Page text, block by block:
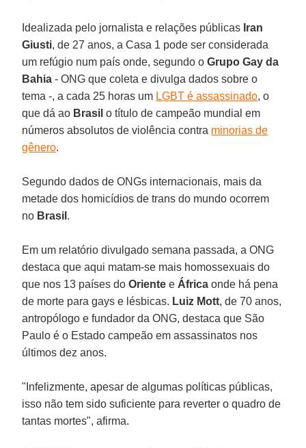
Idealizada pelo jornalista e relações públicas Iran
Giusti, de 27 anos, a Casa 1 pode ser considerada
um refúgio num país onde, segundo oGrupo Gay da
Bahia - ONG que coleta e divulga dados sobre o
tema -, a cada 25 horas um LGBT é assassinado, o
que dá ao Brasil o título de campeão mundial em
números absolutos de violência contra minorias de
gênero.
Segundo dados de ONGs internacionais, mais da
metade dos homicídios de trans do mundo ocorrem
no Brasil .
Em um relatório divulgado semana passada, a ONG
destaca que aqui matam-se mais homossexuais do
que nos 13 países doOriente e África onde há pena
de morte para gays e lésbicas. Luiz Mott, de 70 anos,
antropólogo e fundador da ONG, destaca que São
Paulo é o Estado campeão em assassinatos nos
últimos dez anos.
"Infelizmente, apesar de algumas políticas públicas,
isso não tem sido suficiente para reverter o quadro de
tantas mortes", afirma.